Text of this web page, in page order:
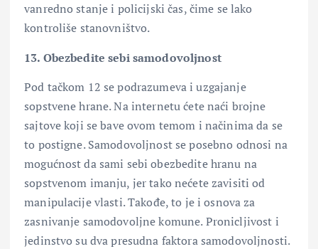
vanredno stanje i policijski čas, čime se lako
kontroliše stanovništvo.
13. Obezbedite sebi samodovoljnost
Pod tačkom 12 se podrazumeva i uzgajanje
sopstvene hrane. Na internetu ćete naći brojne
sajtove koji se bave ovom temom i načinima da se
to postigne. Samodovoljnost se posebno odnosi na
mogućnost da sami sebi obezbedite hranu na
sopstvenom imanju, jer tako nećete zavisiti od
manipulacije vlasti. Takođe, to je i osnova za
zasnivanje samodovoljne komune. Pronicljivost i
jedinstvo su dva presudna faktora samodovoljnosti.